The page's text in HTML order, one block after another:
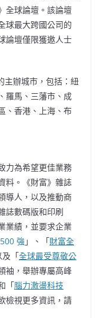
全球論壇。該論壇
球最大跨國公司的
論壇僅限獲邀人士
主辦城市，包括：紐
羅馬、三藩市、成
、香港、上海、布
力為希望更佳業務
料。《財富》雜誌
導人，以及推動商
誌數碼版和印刷
業績，並要求企業
強 」、「財富全
及「全球最受尊敬公
袖，舉辦專屬高峰
「腦力激盪科技
檢視更多資訊，請